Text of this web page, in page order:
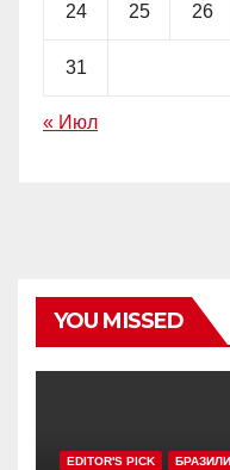
24 25 26
31
« Июл
YOU MISSED
EDITOR'S PICK